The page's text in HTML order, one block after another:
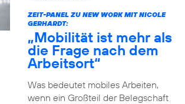
ZEIT-PANEL ZU NEW WORK MIT NICOLE
GERHARDT:
„Mobilität ist mehr als
die Frage nach dem
Arbeitsort“
Was bedeutet mobiles Arbeiten,
wenn ein Großteil der Belegschaft